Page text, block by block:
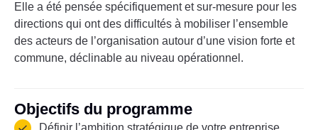
Elle a été pensée spécifiquement et sur-mesure pour les
directions qui ont des difficultés à mobiliser l’ensemble
des acteurs de l’organisation autour d’une vision forte et
commune, déclinable au niveau opérationnel.
Objectifs du programme
Définir l’ambition stratégique de votre entreprise